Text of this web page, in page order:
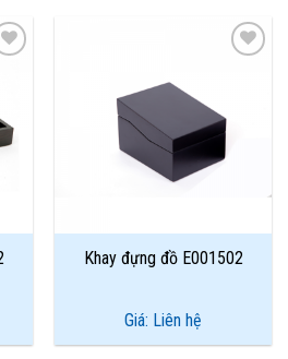
to
Wishlist
Khay đựng đồ E001502
Giá: Liên hệ